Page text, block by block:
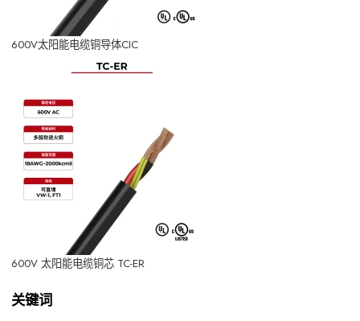
600V太阳能电缆铜导体CIC
600V 太阳能电缆铜芯 TC-ER
关键词